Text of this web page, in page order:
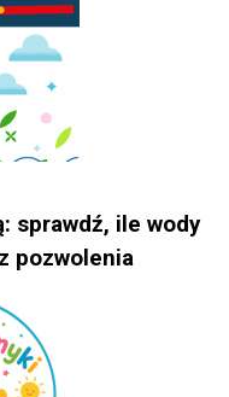
sprawdź, ile wody
pozwolenia